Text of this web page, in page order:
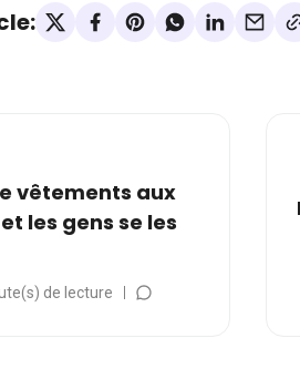
vêtements aux
les gens se les
de lecture